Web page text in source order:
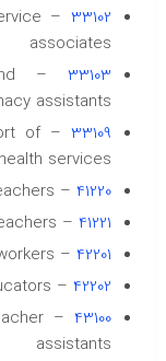
33102
associates
33103
assistants
33109
of
health services
41220
– Secondary school teachers
41221
– Elementary school and kindergarten teachers
42201
– Social and community service workers
42202
– Early Childhood Educators
43100
assistants